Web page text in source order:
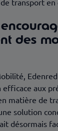
de transport
des
aux
matière de
solution
désormais